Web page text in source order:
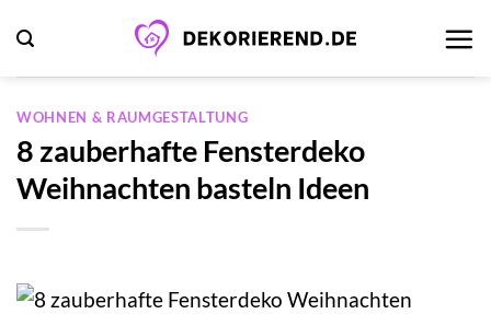
Inhalt
springen
WOHNEN & RAUMGESTALTUNG
8 zauberhafte Fensterdeko
Weihnachten basteln Ideen